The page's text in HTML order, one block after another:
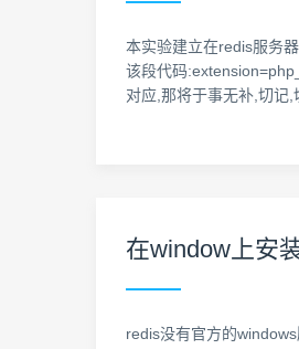
本实验建立在redis服务
该段代码
对应,那将于事无补,切记
在window上安
redis没有官方的